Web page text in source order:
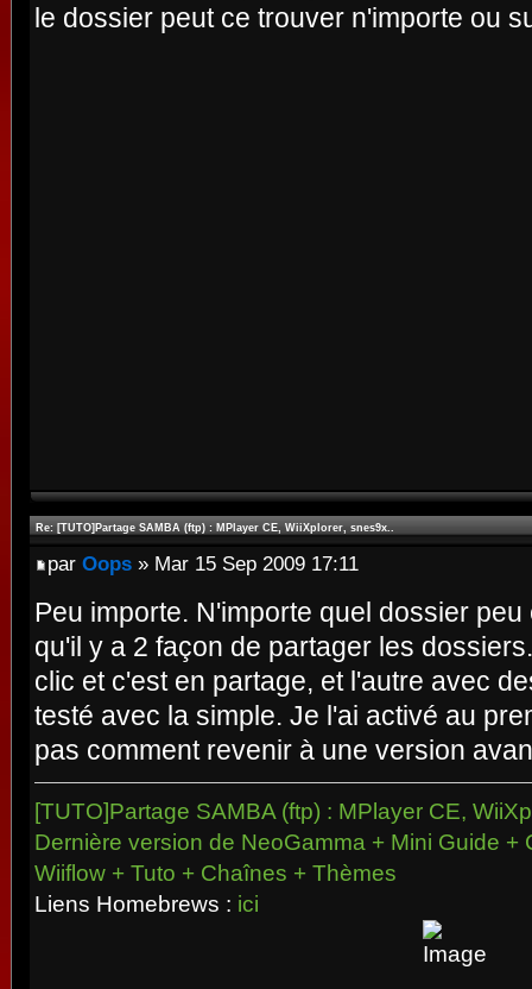
le dossier peut ce trouver n'importe ou
Re: [TUTO]Partage SAMBA (ftp) : MPlayer CE, WiiXplorer, snes9x..
par Oops » Mar 15 Sep 2009 17:11
Peu importe. N'importe quel dossier
qu'il y a 2 façon de partager les
clic et c'est en partage, et l'autre avec
testé avec la simple. Je l'ai activé au
pas comment revenir à une version
[TUTO]Partage SAMBA (ftp) : MPlayer CE,
Dernière version de NeoGamma + Mini Guide +
Wiiflow + Tuto + Chaînes + Thèmes
Liens Homebrews : ici